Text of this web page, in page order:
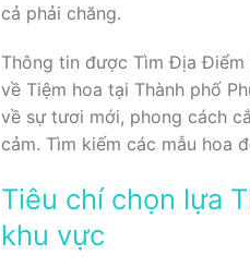
cả phải chăng.
Thông tin được Tìm Địa
về Tiệm hoa tại Thành phố
về sự tươi mới, phong cách
cảm. Tìm kiếm các mẫu hoa
Tiêu chí chọn lựa
khu vực